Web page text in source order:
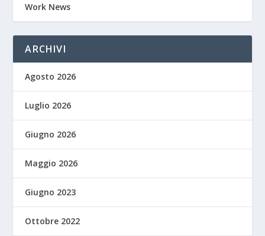
Work News
ARCHIVI
Agosto 2026
Luglio 2026
Giugno 2026
Maggio 2026
Giugno 2023
Ottobre 2022